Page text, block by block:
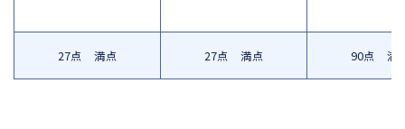
27点 満点 27点 満点 90点 満